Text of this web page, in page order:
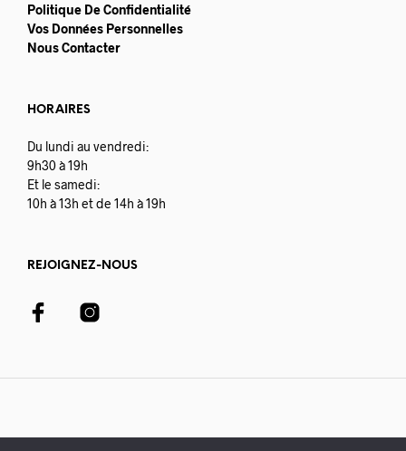
Politique De Confidentialité
Vos Données Personnelles
Nous Contacter
HORAIRES
Du lundi au vendredi:
9h30 à 19h
Et le samedi:
10h à 13h et de 14h à 19h
REJOIGNEZ-NOUS